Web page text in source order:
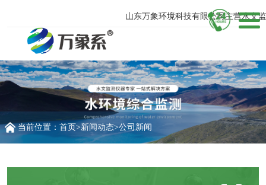
山东万象环境科技有限公司主营水文
当前位置： 首页>新闻动态>公司新闻